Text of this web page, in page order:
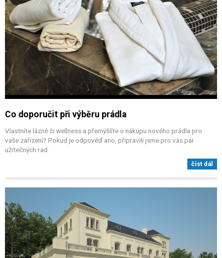
Co doporučit při výběru prádla
Vlastníte lázně či wellness a přemýšlíte o nákupu nového prádla pro
vaše zařízení? Pokud je odpověď ano, připravili jsme pro vás pár
užitečných rad.
číst dál